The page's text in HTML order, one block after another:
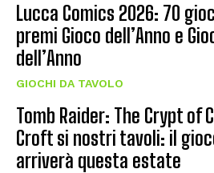
Lucca Comics 2026: 70
premi Gioco dell’Anno e
dell’Anno
GIOCHI DA TAVOLO
Tomb Raider: The Crypt of
Croft si nostri tavoli: il
arriverà questa estate